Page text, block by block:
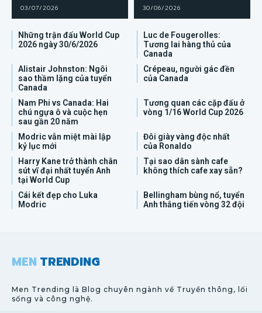
03/07/2026 30/06/2026
Những trận đấu World Cup
2026 ngày 30/6/2026
Luc de Fougerolles:
Tương lai hàng thủ của
Canada
Alistair Johnston: Ngôi
sao thầm lặng của tuyển
Canada
Crépeau, người gác đền
của Canada
Nam Phi vs Canada: Hai
chú ngựa ô và cuộc hẹn
sau gần 20 năm
Tương quan các cặp đấu ở
vòng 1/16 World Cup 2026
Modric vẫn miệt mài lập
kỷ lục mới
Đôi giày vàng độc nhất
của Ronaldo
Harry Kane trở thành chân
sút vĩ đại nhất tuyển Anh
tại World Cup
Tại sao dân sành cafe
không thích cafe xay sẵn?
Cái kết đẹp cho Luka
Modric
Bellingham bùng nổ, tuyển
Anh thắng tiến vòng 32 đội
MEN TRENDING
Men Trending là Blog chuyên ngành về Truyền thông, lối
sống và công nghệ.